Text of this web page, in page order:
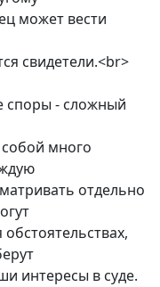
может вести
свидетели.<br>
споры - сложный
много
отдельно
интересы в суде.